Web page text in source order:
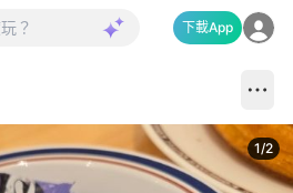
下載App
1/2